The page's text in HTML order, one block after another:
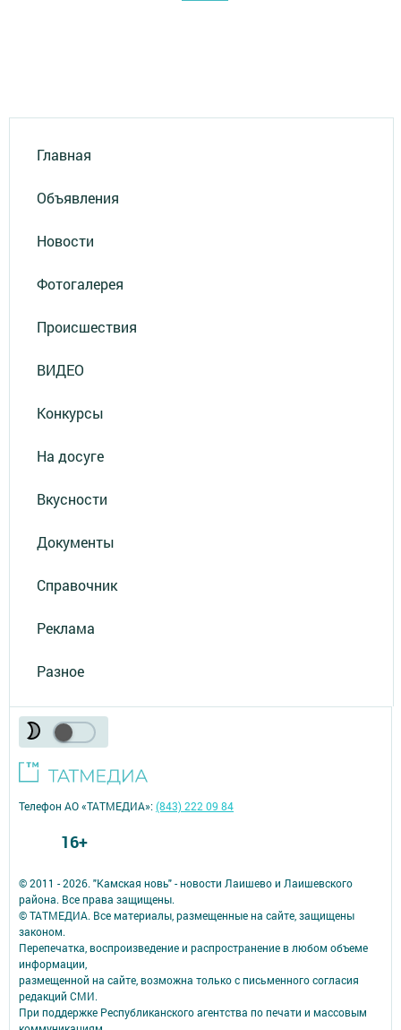
Главная
Объявления
Новости
Фотогалерея
Происшествия
ВИДЕО
Конкурсы
На досуге
Вкусности
Документы
Справочник
Реклама
Разное
© 2011 - 2026. "Камская новь" - новости Лаишево и Лаишевского
района. Все права защищены.
© ТАТМЕДИА. Все материалы, размещенные на сайте, защищены
законом.
Перепечатка, воспроизведение и распространение в любом объеме
информации,
размещенной на сайте, возможна только с письменного согласия
редакций СМИ.
При поддержке Республиканского агентства по печати и массовым
Телефон АО «ТАТМЕДИА»:(843) 222 09 84
16+